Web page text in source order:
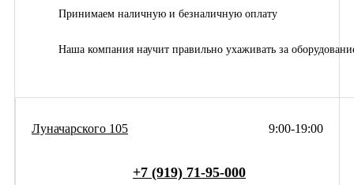
Принимаем наличную и безналичную оплату
Наша компания научит правильно ухаживать за
9:00-19:00
Луначарского 105
+7 (919) 71-95-000